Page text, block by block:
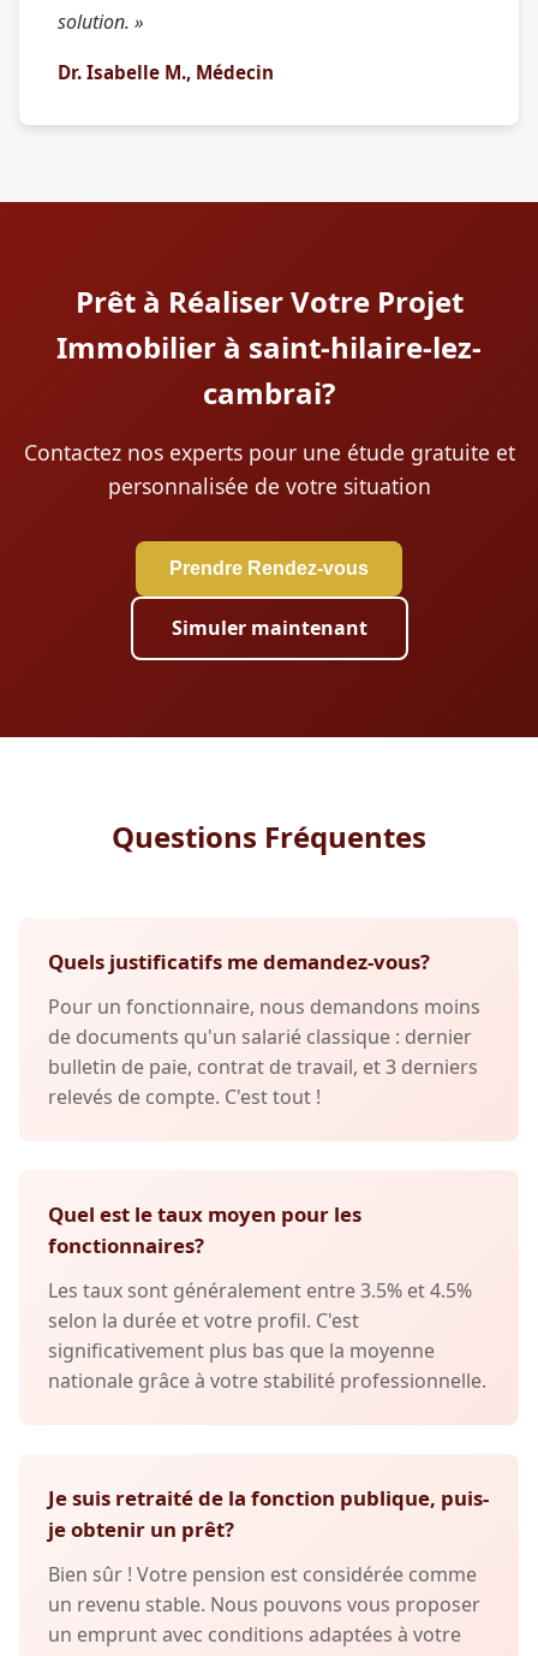
solution. »
Dr. Isabelle M., Médecin
Prêt à Réaliser Votre Projet
Immobilier à saint-hilaire-lez-
cambrai?
Contactez nos experts pour une étude gratuite et
personnalisée de votre situation
Prendre Rendez-vous
Simuler maintenant
Questions Fréquentes
Quels justificatifs me demandez-vous?
Pour un fonctionnaire, nous demandons moins
de documents qu'un salarié classique : dernier
bulletin de paie, contrat de travail, et 3 derniers
relevés de compte. C'est tout !
Quel est le taux moyen pour les
fonctionnaires?
Les taux sont généralement entre 3.5% et 4.5%
selon la durée et votre profil. C'est
significativement plus bas que la moyenne
nationale grâce à votre stabilité professionnelle.
Je suis retraité de la fonction publique, puis-
je obtenir un prêt?
Bien sûr ! Votre pension est considérée comme
un revenu stable. Nous pouvons vous proposer
un emprunt avec conditions adaptées à votre